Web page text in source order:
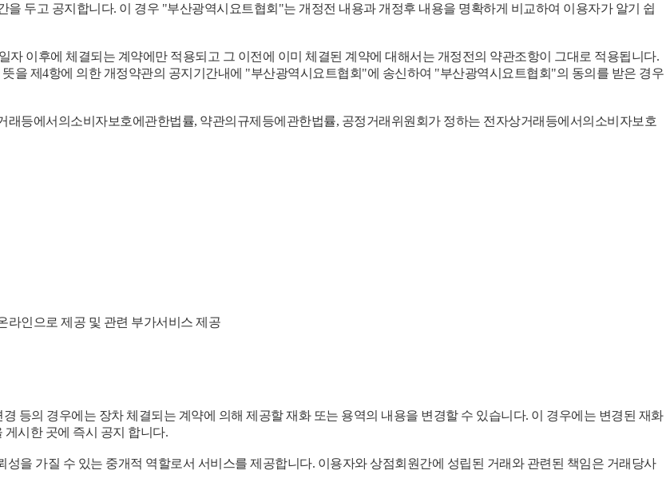
두고 공지합니다. 이 경우 "부산광역시요트협회"는 개정전 내용과 개정후 내용을 명확하게 비교하여 이용자가 알기 쉽
이후에 체결되는 계약에만 적용되고 그 이전에 이미 체결된 계약에 대해서는 개정전의 약관조항이 그대로 적용됩니다.
을 제4항에 의한 개정약관의 공지기간내에 "부산광역시요트협회"에 송신하여 "부산광역시요트협회"의 동의를 받은 경우
등에서의소비자보호에관한법률, 약관의규제등에관한법률, 공정거래위원회가 정하는 전자상거래등에서의소비자보호
라인으로 제공 및 관련 부가서비스 제공
등의 경우에는 장차 체결되는 계약에 의해 제공할 재화 또는 용역의 내용을 변경할 수 있습니다. 이 경우에는 변경된 재화
시한 곳에 즉시 공지 합니다.
을 가질 수 있는 중개적 역할로서 서비스를 제공합니다. 이용자와 상점회원간에 성립된 거래와 관련된 책임은 거래당사